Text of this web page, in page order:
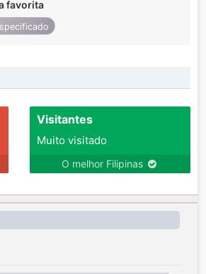
favorita
Visitantes
Muito visitado
O melhor Filipinas